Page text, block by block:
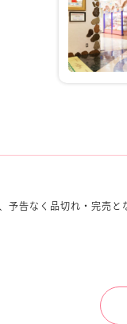
予告なく品切れ・完売と